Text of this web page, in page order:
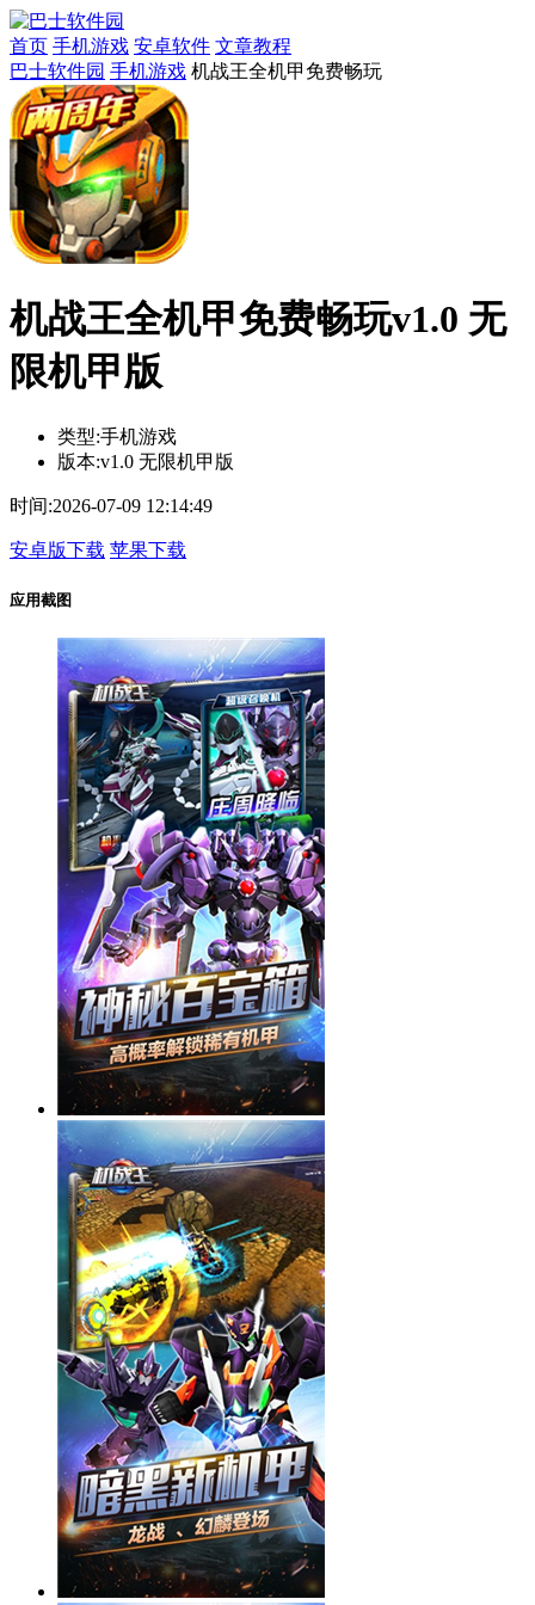
首页 手机游戏 安卓软件 文章教程
巴士软件园 手机游戏 机战王全机甲免费畅玩
机战王全机甲免费畅玩v1.0 无
限机甲版
类型:手机游戏
版本:v1.0 无限机甲版
时间:2026-07-09 12:14:49
安卓版下载 苹果下载
应用截图